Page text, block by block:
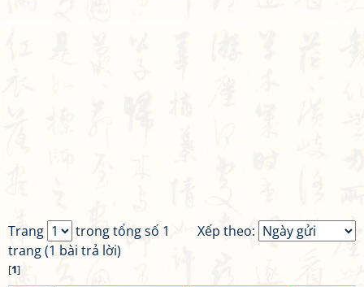
Xếp theo:
Trang
trong tổng số 1
trang (1 bài trả lời)
[1]